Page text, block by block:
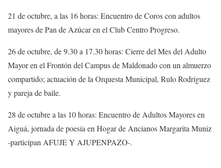
21 de octubre, a las 16 horas: Encuentro de Coros con adultos
mayores de Pan de Azúcar en el Club Centro Progreso.
26 de octubre, de 9.30 a 17.30 horas: Cierre del Mes del Adulto
Mayor en el Frontón del Campus de Maldonado con un almuerzo
compartido; actuación de la Orquesta Municipal, Rulo Rodríguez
y pareja de baile.
28 de octubre a las 10 horas: Encuentro de Adultos Mayores en
Aiguá, jornada de poesía en Hogar de Ancianos Margarita Muniz
-participan AFUJE Y AJUPENPAZO-.